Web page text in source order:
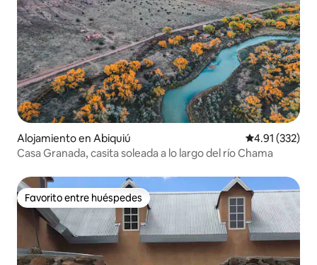
Alojamiento en Abiquiú Calificación
4.91 (332)
Casa Granada, casita soleada a lo largo del río Chama
Favorito entre huéspedes
Favorito entre huéspedes